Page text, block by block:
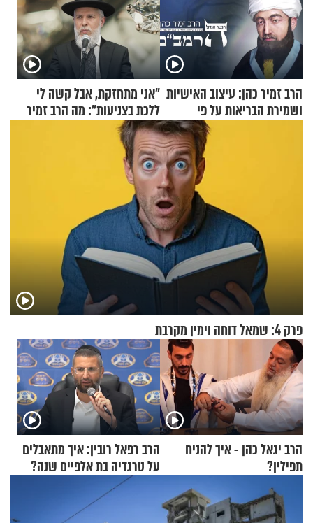
הרב זמיר כהן: עיצוב האישיות
ושמירת הבריאות על פי
"אני מתחזקת, אבל קשה לי
ללכת בצניעות": מה הרב זמיר
כהן המליץ לה לעשות?
פרק 4: שמאל דוחה וימין מקרבת
הרב יגאל כהן - איך להניח
תפילין?
הרב רפאל רובין: איך מתאבלים
על טרגדיה בת אלפיים שנה?